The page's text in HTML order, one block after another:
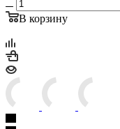
В корзину